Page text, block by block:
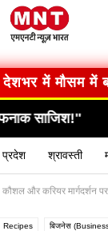
में मौसम में
गलती और सब
प्रदेश श्रावस्ती
कौशल और करियर मार्गदर्शन पर
Recipes बिजनेस